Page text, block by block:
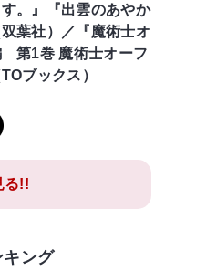
。』『出雲のあやか
葉社）／『魔術士オ
第1巻 魔術士オーフ
ブックス）
る!!
キング